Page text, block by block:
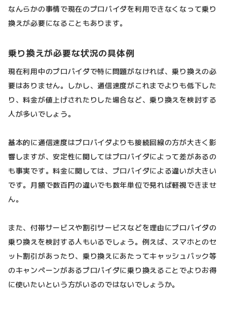
なんらかの事情で現在のプロバイダを利用できなくなって乗り
換えが必要になることもあります。
乗り換えが必要な状況の具体例
現在利用中のプロバイダで特に問題がなければ、乗り換えの必
要はありません。しかし、通信速度がこれまでよりも低下した
り、料金が値上げされたりした場合など、乗り換えを検討する
人が多いでしょう。
基本的に通信速度はプロバイダよりも接続回線の方が大きく影
響しますが、安定性に関してはプロバイダによって差があるの
も事実です。料金に関しては、プロバイダによる違いが大きい
です。月額で数百円の違いでも数年単位で見れば軽視できませ
ん。
また、付帯サービスや割引サービスなどを理由にプロバイダの
乗り換えを検討する人もいるでしょう。例えば、スマホとのセ
ット割引があったり、乗り換えにあたってキャッシュバック等
のキャンペーンがあるプロバイダに乗り換えることでよりお得
に使いたいという方がいるのではないでしょうか。